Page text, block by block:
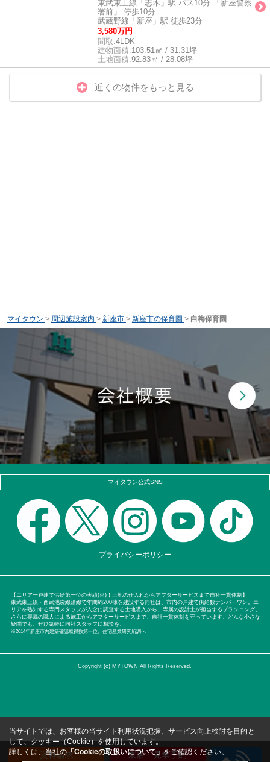
東武東上線「志木」駅 バス10分 「新座警察
署前」 停歩10分
武蔵野線「新座」駅 徒歩23分
3,580万円
間取:4LDK
建物面積:103.51㎡ / 31.31坪
土地面積:92.83㎡ / 28.08坪
近くの物件をもっと見る
マイタウン > 周辺施設案内 > 新座市 > 新座市の保育園 > 白梅保育園
マイタウン公式SNS
プライバシーポリシー
【エリア一戸建て供給第一位の実績(※)！土地の仕入れからアフターサービスまで自社一貫体制】
東武東上線・西武池袋線沿線で年間約200棟を建設する同社は、市内の戸建て供給数ナンバーワン。エ
リアを熟知する専門スタッフが入念に調査する土地購入から、専属の設計士が担当するプランニング、
さらに専属の職人による施工からアフターサービスまで、自社一貫体制を守っています。どんな小さな
疑問でも、ぜひ気軽に同社スタッフに相談を。
※2014年新座市内建築確認取得数第一位。住宅産業研究所調べ
Copyright (c) MYTOWN All Rights Reserved.
資料請求
来店・見学予約
当サイトでは、お客様の当サイト利用状況把握、サービス向上検討を目的と
して、クッキー（Cookie）を使用しています。
詳しくは、当社の「Cookieの取扱いについて」をご確認ください。